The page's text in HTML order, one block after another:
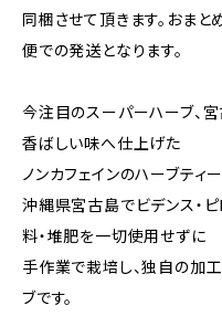
同梱させて頂きます。おま
便での発送となります。
今注目のスーパーハーブ、
香ばしい味へ仕上げた
ノンカフェインのハーブティー
沖縄県宮古島でビデンス・
料・堆肥を一切使用せずに
手作業で栽培し、独自の加
ブです。